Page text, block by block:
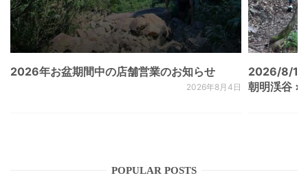
2026年お盆期間中の店舗営業のお知らせ
2026年8月4日
2026/8/
朝明渓谷 ×
POPULAR POSTS